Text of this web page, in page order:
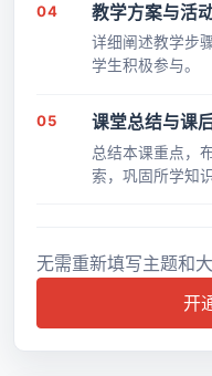
04 教学方案与活
详细阐述教学步
学生积极参与。
05 课堂总结与课
总结本课重点，
索，巩固所学知识
无需重新填写主题和
开